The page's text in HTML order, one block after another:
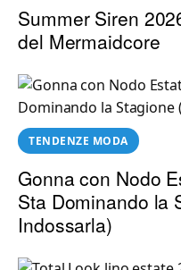
Summer Siren
del Mermaidcore
TENDENZE MODA
Gonna con Nodo
Sta Dominando la
Indossarla)